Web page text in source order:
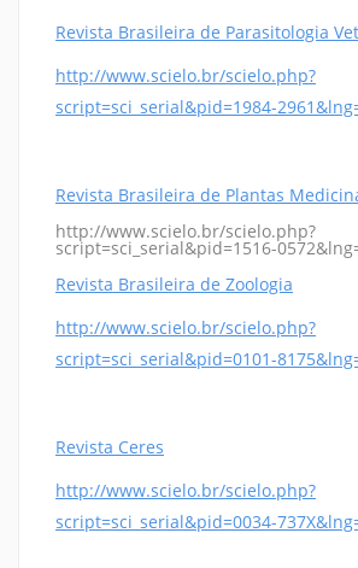
Revista Brasileira de Parasitologia
http://www.scielo.br/scielo.php?
script=sci_serial&pid=1984-
Revista Brasileira de Plantas
http://www.scielo.br/scielo.php?
script=sci_serial&pid=1516-
Revista Brasileira de Zoologia
http://www.scielo.br/scielo.php?
script=sci_serial&pid=0101-
Revista Ceres
http://www.scielo.br/scielo.php?
script=sci_serial&pid=0034-